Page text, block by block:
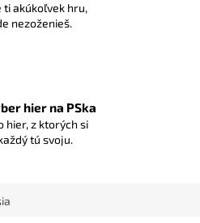
ti akúkoľvek hru,
nezoženieš.
hier na PSka
hier, z ktorých si
tú svoju.